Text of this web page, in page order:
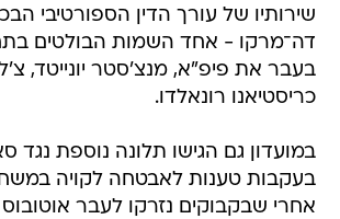
שירותיו של עורך הדין הספורטיבי
דה־מרקו - אחד השמות הבולטים
בעבר את פיפ"א, מנצ'סטר יונייטד,
כריסטיאנו רונאלדו.
במועדון גם הגישו תלונה נוספת נגד
בעקבות טענות לאבטחה לקויה
אחרי שבקבוקים נזרקו לעבר